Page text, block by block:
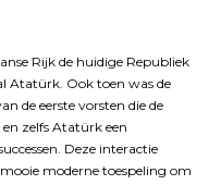
Rijk de huidige Republiek
Atatürk. Ook toen was de
de eerste vorsten die de
zelfs Atatürk een
Deze interactie
moderne toespeling om